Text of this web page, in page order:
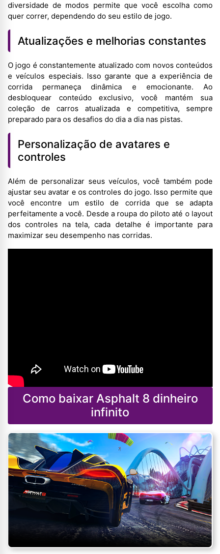
diversidade de modos permite que você escolha como
quer correr, dependendo do seu estilo de jogo.
Atualizações e melhorias constantes
O jogo é constantemente atualizado com novos conteúdos
e veículos especiais. Isso garante que a experiência de
corrida permaneça dinâmica e emocionante. Ao
desbloquear conteúdo exclusivo, você mantém sua
coleção de carros atualizada e competitiva, sempre
preparado para os desafios do dia a dia nas pistas.
Personalização de avatares e
controles
Além de personalizar seus veículos, você também pode
ajustar seu avatar e os controles do jogo. Isso permite que
você encontre um estilo de corrida que se adapta
perfeitamente a você. Desde a roupa do piloto até o layout
dos controles na tela, cada detalhe é importante para
maximizar seu desempenho nas corridas.
Como baixar Asphalt 8 dinheiro
infinito